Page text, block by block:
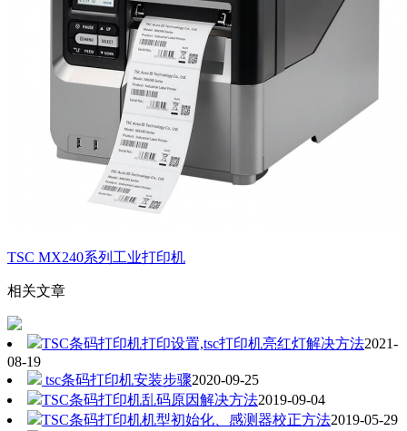
TSC MX240系列工业打印机
相关文章
TSC条码打印机打印设置,tsc打印机亮红灯解决方法2021-
08-19
tsc条码打印机安装步骤2020-09-25
TSC条码打印机乱码原因解决方法2019-09-04
TSC条码打印机机型初始化、感测器校正方法2019-05-29